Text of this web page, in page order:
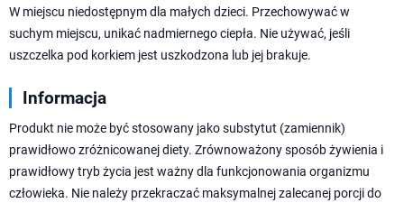
W miejscu niedostępnym dla małych dzieci. Przechowywać w
suchym miejscu, unikać nadmiernego ciepła. Nie używać, jeśli
uszczelka pod korkiem jest uszkodzona lub jej brakuje.
Informacja
Produkt nie może być stosowany jako substytut (zamiennik)
prawidłowo zróżnicowanej diety. Zrównoważony sposób żywienia i
prawidłowy tryb życia jest ważny dla funkcjonowania organizmu
człowieka. Nie należy przekraczać maksymalnej zalecanej porcji do